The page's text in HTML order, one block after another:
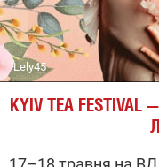
Lely45
KYIV TEA